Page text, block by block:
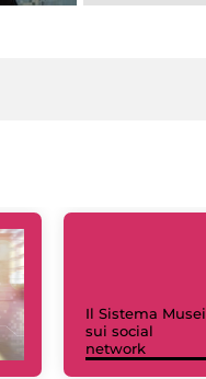
Il Sistema Musei
sui social
network